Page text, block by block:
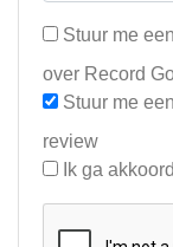
Stuur me
over Record
Stuur me
review
Ik ga